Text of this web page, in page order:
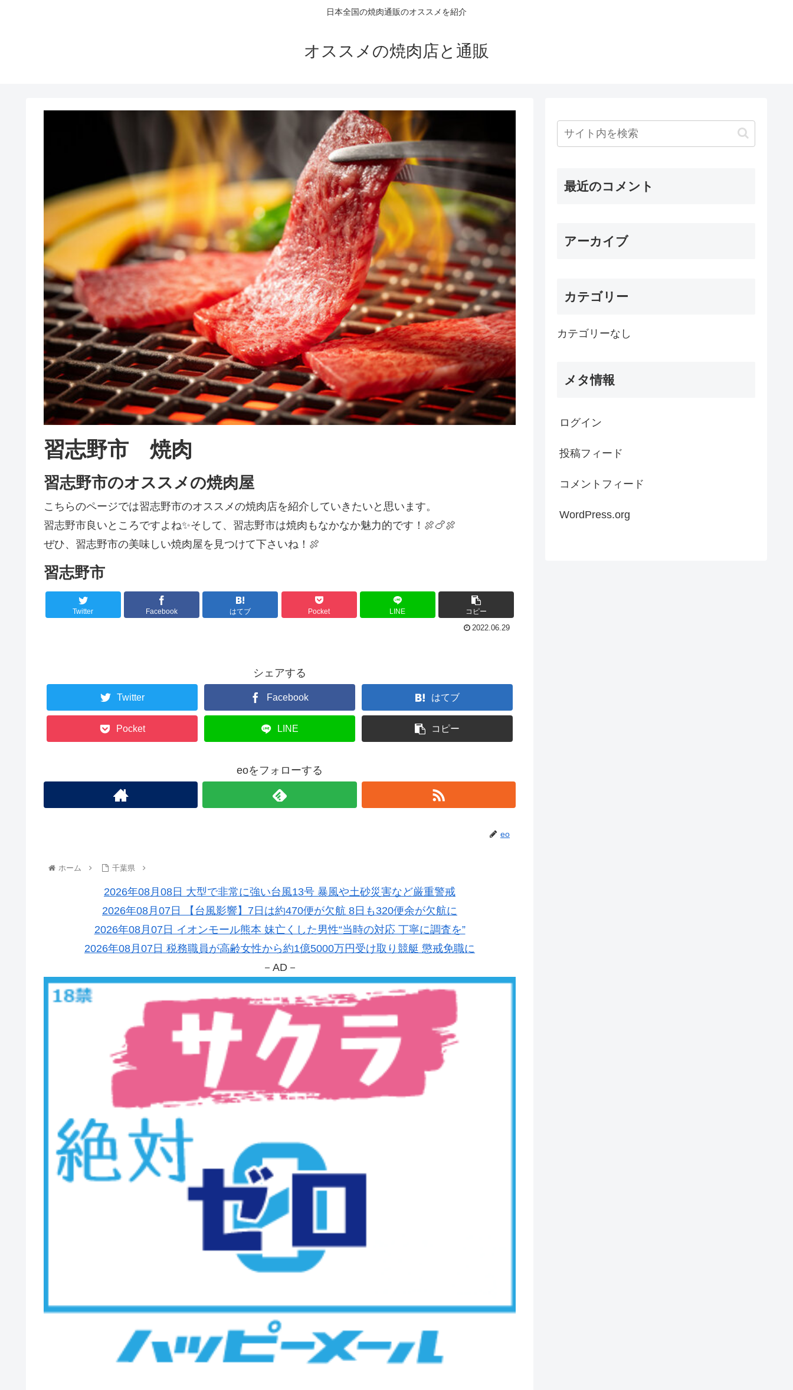
日本全国の焼肉通販のオススメを紹介
オススメの焼肉店と通販
習志野市 焼肉
習志野市のオススメの焼肉屋
こちらのページでは習志野市のオススメの焼肉店を紹介していきたいと思います。
習志野市良いところですよね✨そして、習志野市は焼肉もなかなか魅力的です！🍖🍗🍖
ぜひ、習志野市の美味しい焼肉屋を見つけて下さいね！🍖
習志野市
Twitter Facebook はてブ Pocket LINE コピー
2022.06.29
シェアする
Twitter Facebook はてブ
Pocket LINE コピー
eoをフォローする
eo
ホーム 千葉県
2026年08月08日 大型で非常に強い台風13号 暴風や土砂災害など厳重警戒
2026年08月07日 【台風影響】7日は約470便が欠航 8日も320便余が欠航に
2026年08月07日 イオンモール熊本 妹亡くした男性“当時の対応 丁寧に調査を”
2026年08月07日 税務職員が高齢女性から約1億5000万円受け取り競艇 懲戒免職に
－AD－
最近のコメント
アーカイブ
カテゴリー
カテゴリーなし
メタ情報
ログイン
投稿フィード
コメントフィード
WordPress.org